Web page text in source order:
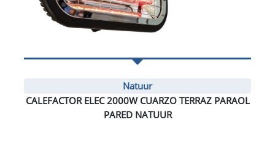
Natuur
CALEFACTOR ELEC 2000W CUARZO TERRAZ PARAOL
PARED NATUUR